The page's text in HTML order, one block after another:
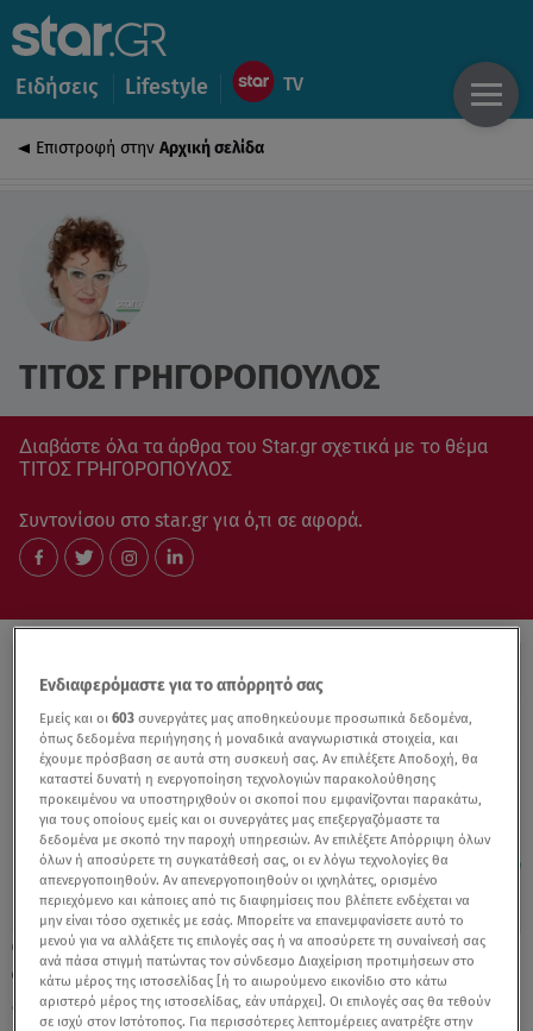
Ειδήσεις Lifestyle
Επιστροφή στην Αρχική σελίδα
ΤΙΤΟΣ ΓΡΗΓΟΡΟΠΟΥΛΟΣ
Διαβάστε όλα τα άρθρα του Star.gr σχετικά με το θέμα
ΤΙΤΟΣ ΓΡΗΓΟΡΟΠΟΥΛΟΣ
Συντονίσου στο star.gr για ό,τι σε αφορά.
22.07.24, 23:26
Φωτεινή Ντεμίρη: Η ηλικία, τα παιδιά και το
διαζύγιο
Ενδιαφερόμαστε για το απόρρητό σας
Εμείς και οι603 συνεργάτες μας αποθηκεύουμε προσωπικά δεδομένα,
όπως δεδομένα περιήγησης ή μοναδικά αναγνωριστικά στοιχεία, και
έχουμε πρόσβαση σε αυτά στη συσκευή σας. Αν επιλέξετε Αποδοχή, θα
καταστεί δυνατή η ενεργοποίηση τεχνολογιών παρακολούθησης
προκειμένου να υποστηριχθούν οι σκοποί που εμφανίζονται παρακάτω,
για τους οποίους εμείς και οι συνεργάτες μας επεξεργαζόμαστε τα
δεδομένα με σκοπό την παροχή υπηρεσιών. Αν επιλέξετε Απόρριψη όλων
όλων ή αποσύρετε τη συγκατάθεσή σας, οι εν λόγω τεχνολογίες θα
απενεργοποιηθούν. Αν απενεργοποιηθούν οι ιχνηλάτες, ορισμένο
περιεχόμενο και κάποιες από τις διαφημίσεις που βλέπετε ενδέχεται να
μην είναι τόσο σχετικές με εσάς. Μπορείτε να επανεμφανίσετε αυτό το
μενού για να αλλάξετε τις επιλογές σας ή να αποσύρετε τη συναίνεσή σας
ανά πάσα στιγμή πατώντας τον σύνδεσμο Διαχείριση προτιμήσεων στο
κάτω μέρος της ιστοσελίδας [ή το αιωρούμενο εικονίδιο στο κάτω
αριστερό μέρος της ιστοσελίδας, εάν υπάρχει]. Οι επιλογές σας θα τεθούν
σε ισχύ στον Ιστότοπος. Για περισσότερες λεπτομέρειες ανατρέξτε στην